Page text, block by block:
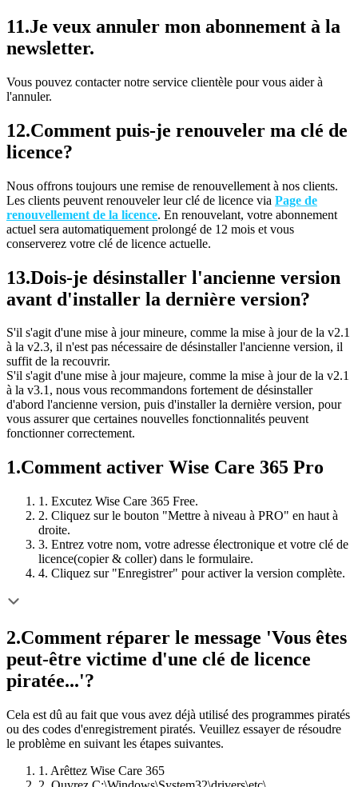
11.Je veux annuler mon abonnement à la
newsletter.
Vous pouvez contacter notre service clientèle pour vous aider à
l'annuler.
12.Comment puis-je renouveler ma clé de
licence?
Nous offrons toujours une remise de renouvellement à nos clients.
Les clients peuvent renouveler leur clé de licence via Page de
renouvellement de la licence. En renouvelant, votre abonnement
actuel sera automatiquement prolongé de 12 mois et vous
conserverez votre clé de licence actuelle.
13.Dois-je désinstaller l'ancienne version
avant d'installer la dernière version?
S'il s'agit d'une mise à jour mineure, comme la mise à jour de la v2.1
à la v2.3, il n'est pas nécessaire de désinstaller l'ancienne version, il
suffit de la recouvrir.
S'il s'agit d'une mise à jour majeure, comme la mise à jour de la v2.1
à la v3.1, nous vous recommandons fortement de désinstaller
d'abord l'ancienne version, puis d'installer la dernière version, pour
vous assurer que certaines nouvelles fonctionnalités peuvent
fonctionner correctement.
1.Comment activer Wise Care 365 Pro
1. Excutez Wise Care 365 Free.
2. Cliquez sur le bouton "Mettre à niveau à PRO" en haut à
droite.
3. Entrez votre nom, votre adresse électronique et votre clé de
licence(copier & coller) dans le formulaire.
4. Cliquez sur "Enregistrer" pour activer la version complète.
2.Comment réparer le message 'Vous êtes
peut-être victime d'une clé de licence
piratée...'?
Cela est dû au fait que vous avez déjà utilisé des programmes piratés
ou des codes d'enregistrement piratés. Veuillez essayer de résoudre
le problème en suivant les étapes suivantes.
1. Arêttez Wise Care 365